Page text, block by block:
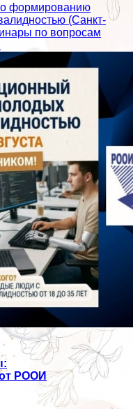
формированию
(Санкт-
по вопросам
РООИ